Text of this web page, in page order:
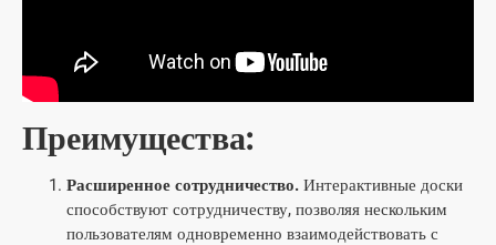
Преимущества:
Расширенное сотрудничество. Интерактивные доски
способствуют сотрудничеству, позволяя нескольким
пользователям одновременно взаимодействовать с